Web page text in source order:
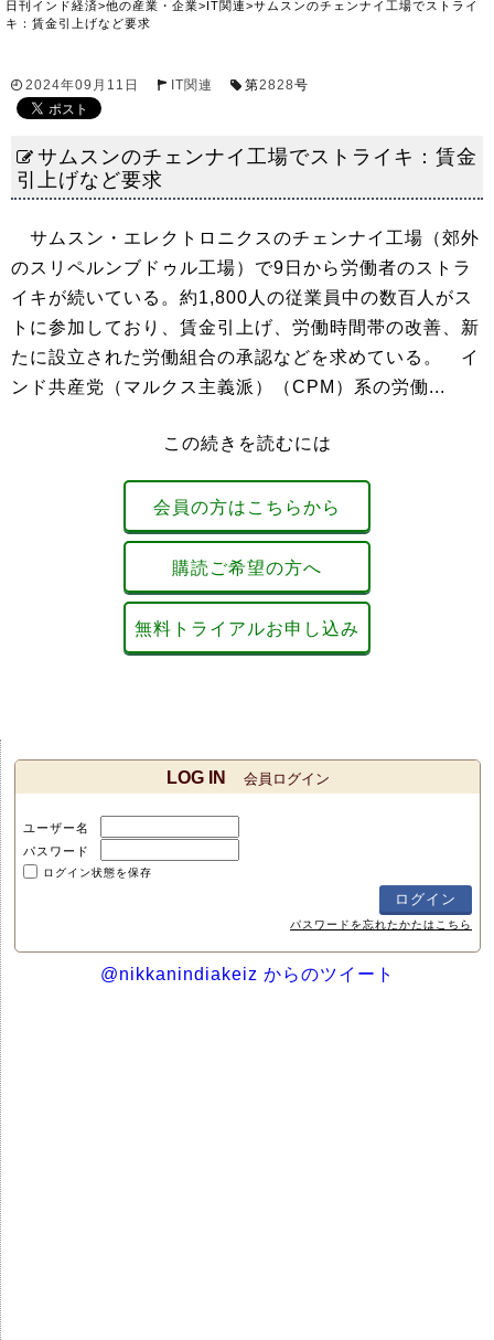
日刊インド経済>他の産業・企業>IT関連>サムスンのチェンナイ工場でストライ
キ：賃金引上げなど要求
2024年09月11日 IT関連 第2828号
サムスンのチェンナイ工場でストライキ：賃金
引上げなど要求
サムスン・エレクトロニクスのチェンナイ工場（郊外
のスリペルンブドゥル工場）で9日から労働者のストラ
イキが続いている。約1,800人の従業員中の数百人がス
トに参加しており、賃金引上げ、労働時間帯の改善、新
たに設立された労働組合の承認などを求めている。 イ
ンド共産党（マルクス主義派）（CPM）系の労働...
この続きを読むには
会員の方はこちらから
購読ご希望の方へ
無料トライアルお申し込み
LOG IN 会員ログイン
ユーザー名
パスワード
ログイン状態を保存
パスワードを忘れたかたはこちら
@nikkanindiakeiz からのツイート